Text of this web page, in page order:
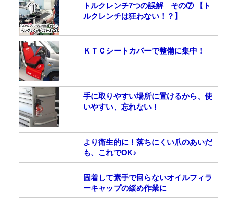
トルクレンチ7つの誤解 その⑦ 【ト
ルクレンチは狂わない！？】
ＫＴＣシートカバーで整備に集中！
手に取りやすい場所に置けるから、使
いやすい、忘れない！
より衛生的に！落ちにくい爪のあいだ
も、これでOK♪
固着して素手で回らないオイルフィラ
ーキャップの緩め作業に